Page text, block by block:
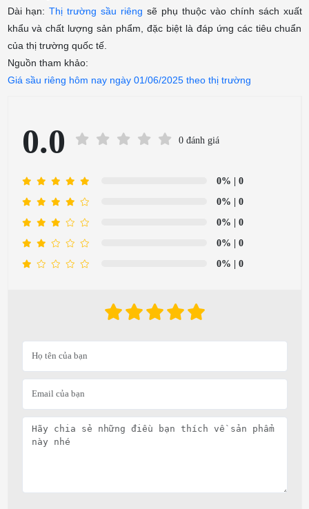
Dài hạn:Thị trường sầu riêng sẽ phụ thuộc vào chính sách xuất
khẩu và chất lượng sản phẩm, đặc biệt là đáp ứng các tiêu chuẩn
của thị trường quốc tế.
Nguồn tham khảo:
Giá sầu riêng hôm nay ngày 01/06/2025 theo thị trường
0.0 0 đánh giá
0% | 0
0% | 0
0% | 0
0% | 0
0% | 0